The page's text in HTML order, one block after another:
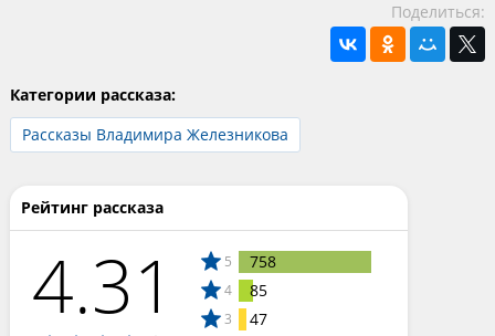
Поделиться:
Категории рассказа:
Рассказы Владимира Железникова
Рейтинг рассказа
4.31 5 758
4 85
3 47